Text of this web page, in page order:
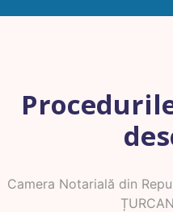
Camera Notarială din